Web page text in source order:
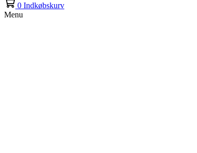
0 Indkøbskurv
Menu